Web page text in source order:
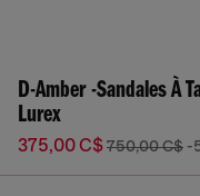
D-Amber -Sandales À
Lurex
375,00 C$750,00 C$ -